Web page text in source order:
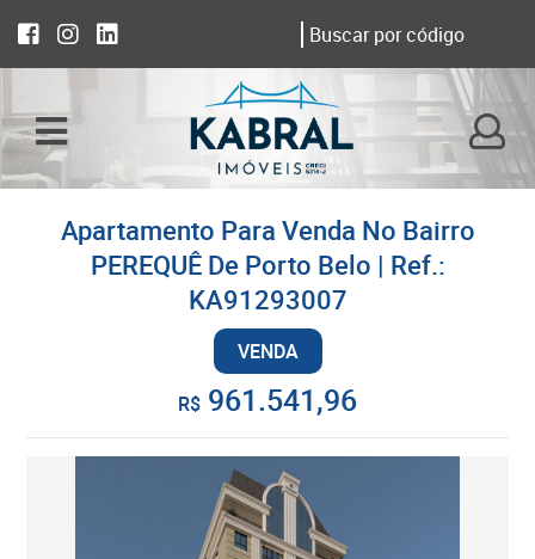
Apartamento Para Venda No Bairro
PEREQUÊ De Porto Belo | Ref.:
KA91293007
VENDA
R$ 961.541,96